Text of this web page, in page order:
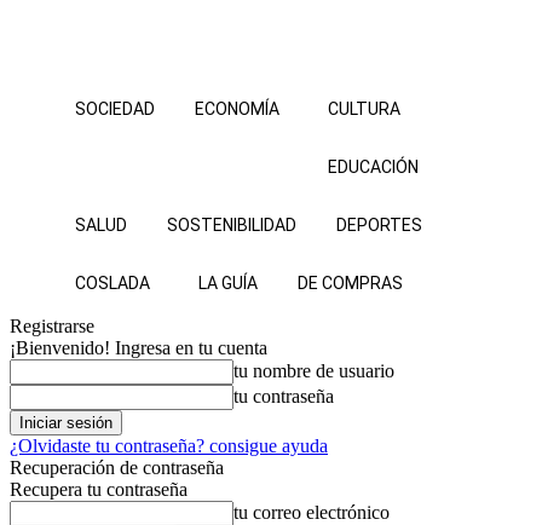
SOCIEDAD ECONOMÍA CULTURA
EDUCACIÓN
SALUD SOSTENIBILIDAD DEPORTES
COSLADA LA GUÍA DE COMPRAS
Registrarse
¡Bienvenido! Ingresa en tu cuenta
tu nombre de usuario
tu contraseña
¿Olvidaste tu contraseña? consigue ayuda
Recuperación de contraseña
Recupera tu contraseña
tu correo electrónico